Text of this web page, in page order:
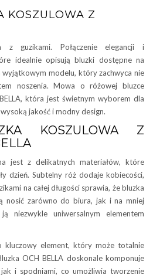
KOSZULOWA Z
z guzikami. Połączenie elegancji i
idealnie opisują bluzki dostępne na
modelu, który zachwyca nie
noszenia. Mowa o różowej bluzce
która jest świetnym wyborem dla
jakość i modny design.
KOSZULOWA Z
jest z delikatnych materiałów, które
dzień. Subtelny róż dodaje kobiecości,
na całej długości sprawia, że bluzka
nosić zarówno do biura, jak i na mniej
niezwykle uniwersalnym elementem
element, który może totalnie
OCH BELLA doskonale komponuje
i spodniami, co umożliwia tworzenie